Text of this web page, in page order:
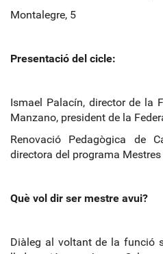
Montalegre, 5
Presentació del cicle:
Ismael Palacín, director de la
Manzano, president de la
Renovació Pedagògica de
directora del programa Mestres
Què vol dir ser mestre avui?
Diàleg al voltant de la funció